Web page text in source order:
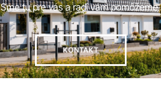
Sme tu pre vás a radi vám pomôžeme
KONTAKT